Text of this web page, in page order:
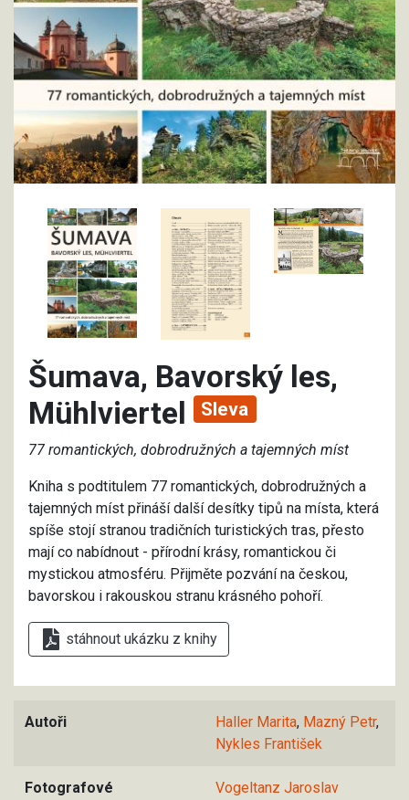
Šumava, Bavorský les,
Mühlviertel
Sleva
77 romantických, dobrodružných a tajemných míst
Kniha s podtitulem 77 romantických, dobrodružných a
tajemných míst přináší další desítky tipů na místa, která
spíše stojí stranou tradičních turistických tras, přesto
mají co nabídnout - přírodní krásy, romantickou či
mystickou atmosféru. Přijměte pozvání na českou,
bavorskou i rakouskou stranu krásného pohoří.
stáhnout ukázku z knihy
Autoři Haller Marita, Mazný Petr,
Nykles František
Fotografové
Vogeltanz Jaroslav